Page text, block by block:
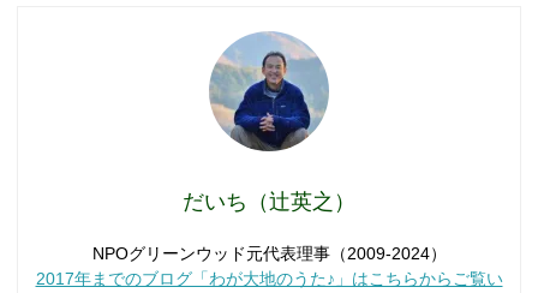
だいち（辻英之）
NPOグリーンウッド元代表理事（2009-2024）
2017年までのブログ「わが大地のうた♪」はこちらからご覧い